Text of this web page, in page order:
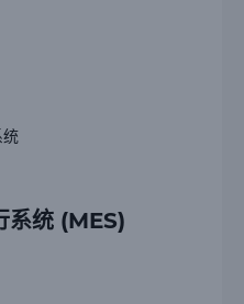
系统 (MES)